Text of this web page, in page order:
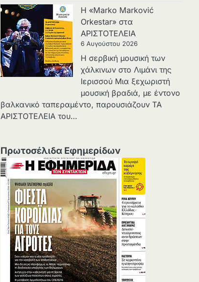
Η «Marko Marković
Orkestar» στα
ΑΡΙΣΤΟΤΕΛΕΙΑ
6 Αυγούστου 2026
Η σερβική μουσική των
χάλκινων στο Λιμάνι της
Ιερισσού Μια ξεχωριστή
μουσική βραδιά, με έντονο
βαλκανικό ταπεραμέντο, παρουσιάζουν ΤΑ
ΑΡΙΣΤΟΤΕΛΕΙΑ του…
Πρωτοσέλιδα Εφημερίδων